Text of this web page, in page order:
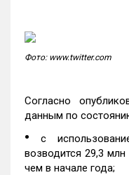
Фото: www.twitter.com
Согласно
данным по
•с
возводится 29,3
чем в начале года;